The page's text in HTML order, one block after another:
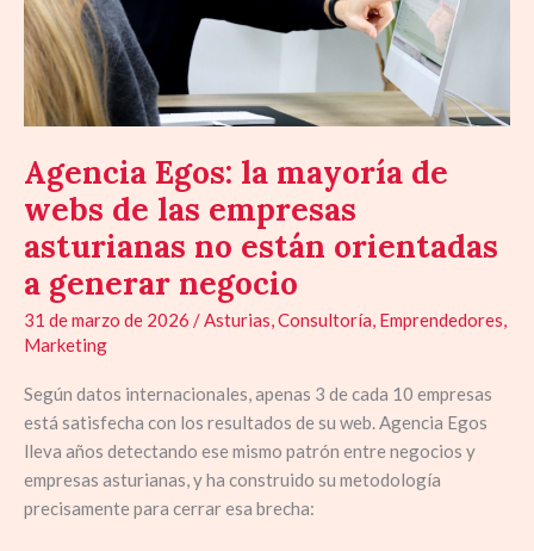
Agencia Egos: la mayoría de
webs de las empresas
asturianas no están orientadas
a generar negocio
31 de marzo de 2026 /Asturias,Consultoría, Emprendedores,
Marketing
Según datos internacionales, apenas 3 de cada 10 empresas
está satisfecha con los resultados de su web. Agencia Egos
lleva años detectando ese mismo patrón entre negocios y
empresas asturianas, y ha construido su metodología
precisamente para cerrar esa brecha:
las
empresas
asturianas
no
están
orientadas
a
generar
negocio